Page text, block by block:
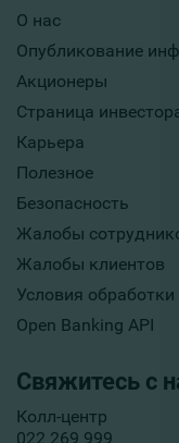
О нас
Опубликование
Акционеры
Страница
Карьера
Полезное
Безопасность
Жалобы
Жалобы клиентов
Условия
Open Banking API
Свяжитесь с
Колл-центр
022 269 999